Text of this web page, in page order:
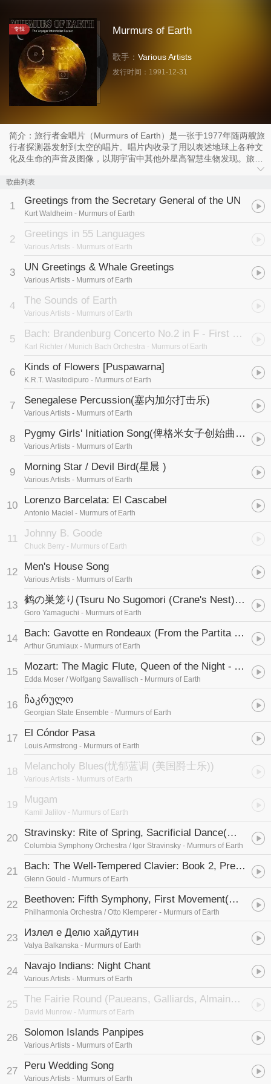
专辑 Murmurs of Earth
歌手： Various Artists
发行时间： 1991-12-31
简介：旅行者金唱片（Murmurs of Earth）是一张于1977年随两艘旅
行者探测器发射到太空的唱片。唱片内收录了用以表述地球上各种文
化及生命的声音及图像，以期宇宙中其他外星高智慧生物发现。旅行
星。探测器被捕获的可能性不大，因此唱片的最终目的虽然仍是与外
歌曲列表
1 Greetings from the Secretary General of the UN
Kurt Waldheim - Murmurs of Earth
2 Greetings in 55 Languages
Various Artists - Murmurs of Earth
3 UN Greetings & Whale Greetings
Various Artists - Murmurs of Earth
4 The Sounds of Earth
Various Artists - Murmurs of Earth
5 Bach: Brandenburg Concerto No.2 in F - First movement
Karl Richter / Munich Bach Orchestra - Murmurs of Earth
6 Kinds of Flowers [Puspawarna]
K.R.T. Wasitodipuro - Murmurs of Earth
7 Senegalese Percussion(塞内加尔打击乐)
Various Artists - Murmurs of Earth
8 Pygmy Girls' Initiation Song(俾格米女子创始曲 (扎伊尔))
Various Artists - Murmurs of Earth
9 Morning Star / Devil Bird(星晨 )
Various Artists - Murmurs of Earth
10 Lorenzo Barcelata: El Cascabel
Antonio Maciel - Murmurs of Earth
11 Johnny B. Goode
Chuck Berry - Murmurs of Earth
12 Men's House Song
Various Artists - Murmurs of Earth
13 鹤の巣笼り (Tsuru No Sugomori (Crane's Nest) (日本尺八))
Goro Yamaguchi - Murmurs of Earth
14 Bach: Gavotte en Rondeaux (From the Partita N° 3 in E-Major for Violin)
Arthur Grumiaux - Murmurs of Earth
15 Mozart: The Magic Flute, Queen of the Night - Aria N° 14
Edda Moser / Wolfgang Sawallisch - Murmurs of Earth
16 ჩაკრულო
Georgian State Ensemble - Murmurs of Earth
17 El Cóndor Pasa
Louis Armstrong - Murmurs of Earth
18 Melancholy Blues(忧郁蓝调 (美国爵士乐))
Various Artists - Murmurs of Earth
19 Mugam
Kamil Jalilov - Murmurs of Earth
20 Stravinsky: Rite of Spring, Sacrificial Dance(斯特拉文斯基: 春之祭古代舞 (俄,法,美 现代古典与芭蕾))
Columbia Symphony Orchestra / Igor Stravinsky - Murmurs of Earth
21 Bach: The Well-Tempered Clavier: Book 2, Prelude and Fugue in C N° 1
Glenn Gould - Murmurs of Earth
22 Beethoven: Fifth Symphony, First Movement(贝多芬: 第五交响曲第一乐章 (德国交响乐))
Philharmonia Orchestra / Otto Klemperer - Murmurs of Earth
23 Излел е Делю хайдутин
Valya Balkanska - Murmurs of Earth
24 Navajo Indians: Night Chant
Various Artists - Murmurs of Earth
25 The Fairie Round (Paueans, Galliards, Almains and Other Short Aeirs)
David Munrow - Murmurs of Earth
26 Solomon Islands Panpipes
Various Artists - Murmurs of Earth
27 Peru Wedding Song
Various Artists - Murmurs of Earth